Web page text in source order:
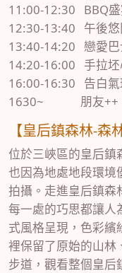
11:00-12:30 BBQ盛
12:30-13:40 午後悠
13:40-14:20 戀愛巴
14:20-16:00 手拉坯
16:00-16:30 告白氣
1630~ 朋友++，
【皇后鎮森林-森
位於三峽區的皇后鎮
也因為地處地段環境
拍攝。走進皇后鎮森
每一處的巧思都讓人
式風格呈現，色彩繽
裡保留了原始的山林
步道，觀看整個皇后